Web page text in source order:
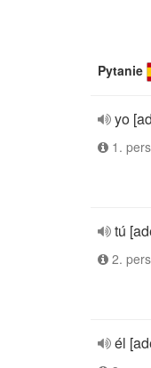
Pytanie
yo
1.
tú
2.
él